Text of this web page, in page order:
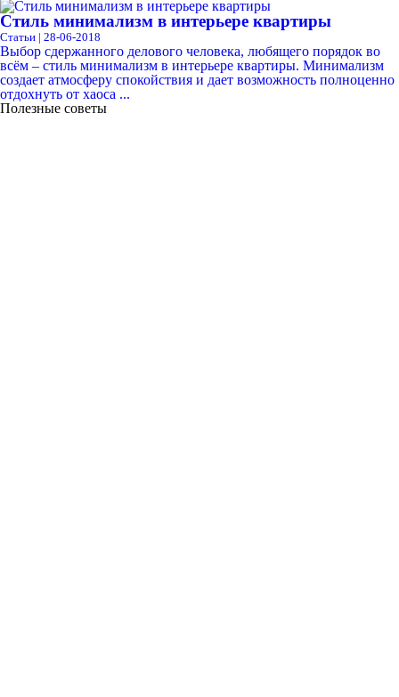
Стиль минимализм в интерьере квартиры
Статьи | 28-06-2018
Выбор сдержанного делового человека, любящего порядок во
всём – стиль минимализм в интерьере квартиры. Минимализм
создает атмосферу спокойствия и дает возможность полноценно
отдохнуть от хаоса ...
Полезные советы